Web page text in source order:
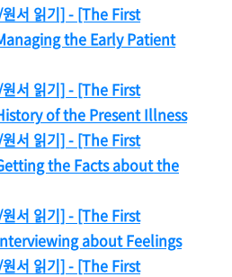
서 읽기] - [The First
the Early Patient
서 읽기] - [The First
of the Present Illness
서 읽기] - [The First
the Facts about the
서 읽기] - [The First
about Feelings
서 읽기] - [The First